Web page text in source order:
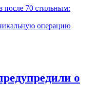
после 70 стильным:
операцию
о